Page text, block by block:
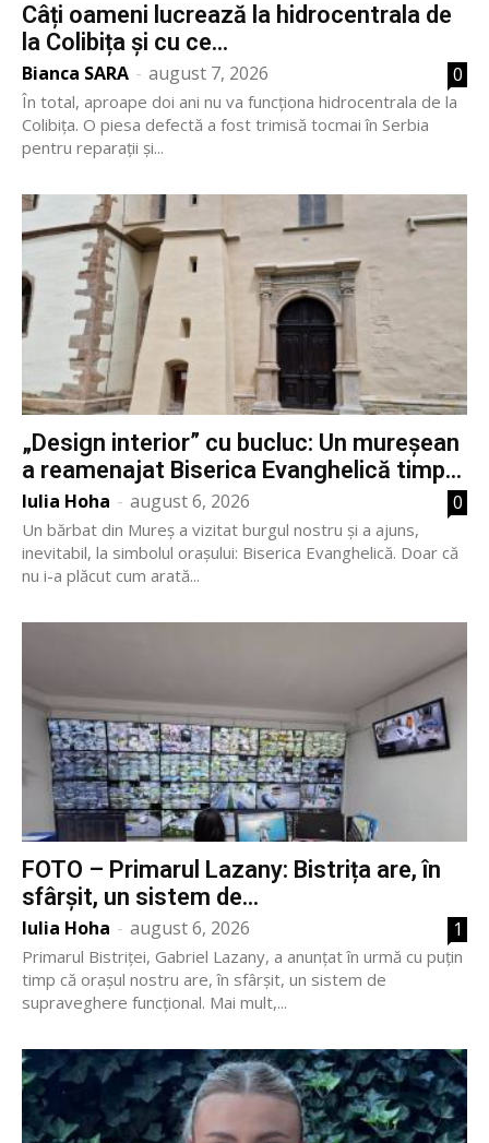
Câți oameni lucrează la hidrocentrala de
la Colibița și cu ce...
Bianca SARA - august 7, 2026 0
În total, aproape doi ani nu va funcționa hidrocentrala de la
Colibița. O piesa defectă a fost trimisă tocmai în Serbia
pentru reparații și...
„Design interior” cu bucluc: Un mureșean
a reamenajat Biserica Evanghelică timp...
Iulia Hoha - august 6, 2026 0
Un bărbat din Mureș a vizitat burgul nostru și a ajuns,
inevitabil, la simbolul orașului: Biserica Evanghelică. Doar că
nu i-a plăcut cum arată...
FOTO – Primarul Lazany: Bistrița are, în
sfârșit, un sistem de...
Iulia Hoha - august 6, 2026 1
Primarul Bistriței, Gabriel Lazany, a anunțat în urmă cu puțin
timp că orașul nostru are, în sfârșit, un sistem de
supraveghere funcțional. Mai mult,...